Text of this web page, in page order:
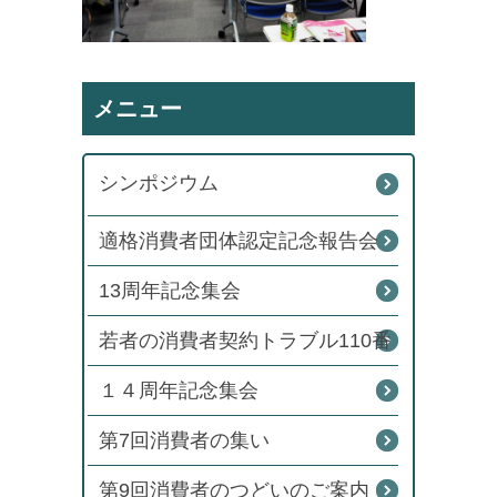
メニュー
シンポジウム
適格消費者団体認定記念報告会
13周年記念集会
若者の消費者契約トラブル110番
１４周年記念集会
第7回消費者の集い
第9回消費者のつどいのご案内